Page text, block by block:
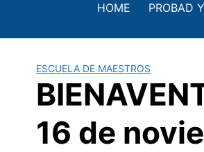
contenido
HOME PROBAD
ESCUELA DE MAESTROS
16 de